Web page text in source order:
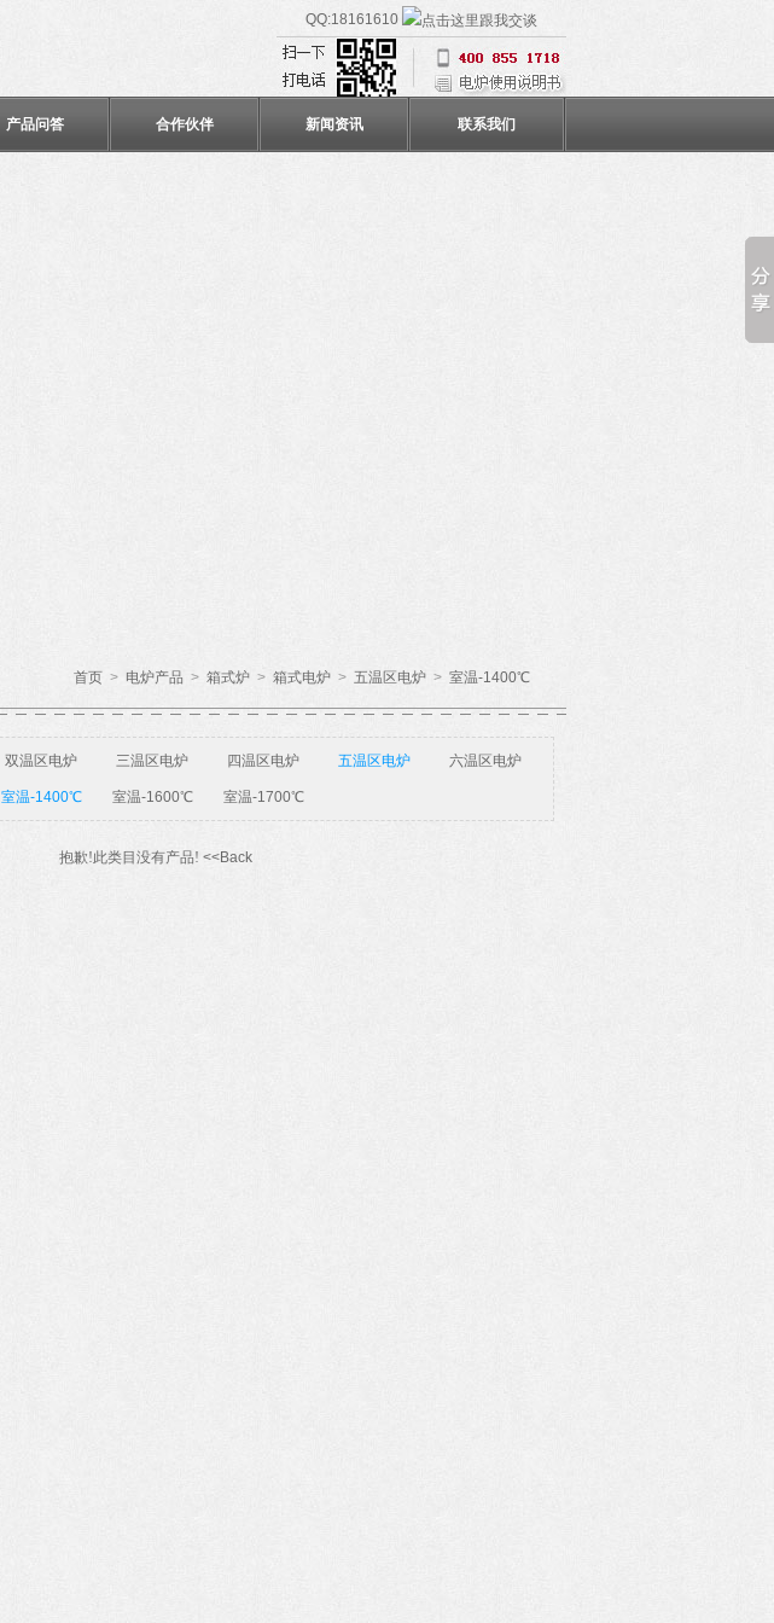
QQ:18161610
产品问答 合作伙伴 新闻资讯 联系我们
首页 > 电炉产品 > 箱式炉 > 箱式电炉 > 五温区电炉 > 室温-1400℃
双温区电炉 三温区电炉 四温区电炉 五温区电炉 六温区电炉
室温-1400℃ 室温-1600℃ 室温-1700℃
抱歉!此类目没有产品! <<Back